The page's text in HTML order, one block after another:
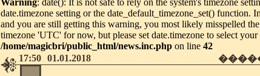
Warning: date(): It is not safe to rely on the system's timezone
date.timezone setting or the date_default_timezone_set() function.
and you are still getting this warning, you most likely misspelled
timezone 'UTC' for now, but please set date.timezone to select
/home/magicbri/public_html/news.inc.php on line 42
17:50 01.01.2018